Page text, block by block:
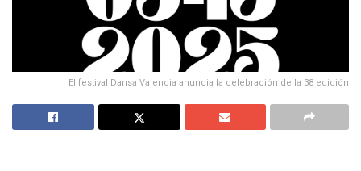
El festival Dansa Valencia anuncia la celebración de la 38 edición